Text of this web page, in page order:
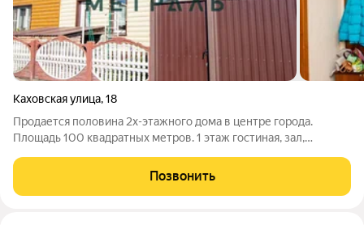
Каховская улица,18
Продается половина 2х-этажного дома в центре города.
Площадь 100 квадратных метров. 1 этаж гостиная, зал,
окна ПФХ, новые радиаторы. Дом очень теплый, не требует
абсолютно никаких вложений.
Позвонить